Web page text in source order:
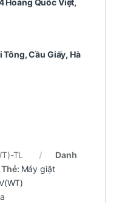
Hoàng Quốc Việt,
Tông, Cầu Giấy, Hà
TL
Danh
Thẻ: Máy giặt